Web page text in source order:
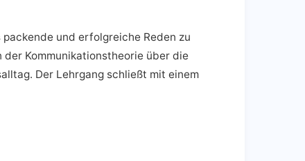
und erfolgreiche Reden zu
der Kommunikationstheorie über die
Der Lehrgang schließt mit einem